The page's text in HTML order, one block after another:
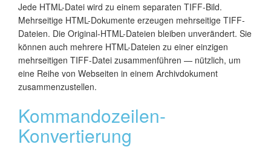
Jede HTML-Datei wird zu einem separaten TIFF-Bild.
Mehrseitige HTML-Dokumente erzeugen mehrseitige TIFF-
Dateien. Die Original-HTML-Dateien bleiben unverändert. Sie
können auch mehrere HTML-Dateien zu einer einzigen
mehrseitigen TIFF-Datei zusammenführen — nützlich, um
eine Reihe von Webseiten in einem Archivdokument
zusammenzustellen.
Kommandozeilen-
Konvertierung